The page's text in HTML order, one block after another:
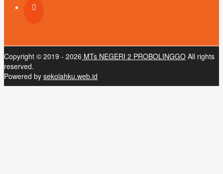
Copyright © 2019 - 2026 MTs NEGERI 2 PROBOLINGGO All rights
reserved.
Powered by sekolahku.web.id